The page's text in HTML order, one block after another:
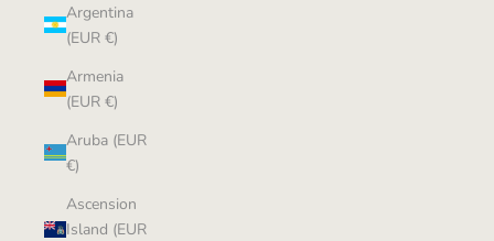
Argentina
(EUR €)
Armenia
(EUR €)
Aruba (EUR
€)
Ascension
Island (EUR